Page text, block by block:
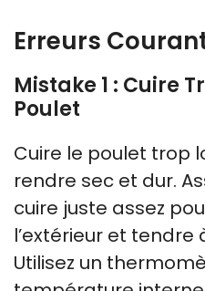
Erreurs
Mistake 1 : Cuire
Poulet
Cuire le poulet trop
rendre sec et dur.
cuire juste assez
l’extérieur et tendre
Utilisez un